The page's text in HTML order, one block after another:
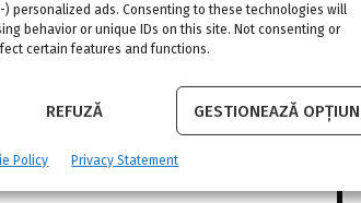
personalized ads. Consenting to these technologies will
behavior or unique IDs on this site. Not consenting or
certain features and functions.
REFUZĂ GESTIONEAZĂ
Policy Privacy Statement